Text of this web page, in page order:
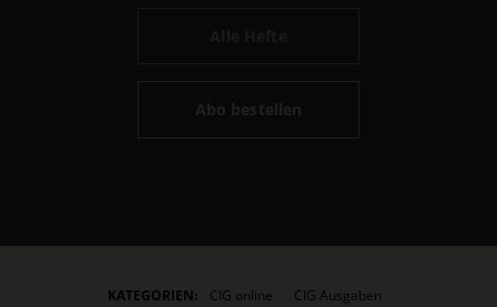
Abo bestellen
KATEGORIEN: CIG online CIG Ausgaben